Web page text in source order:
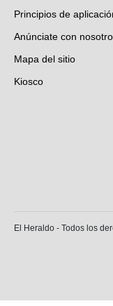
Principios de
Anúnciate con
Mapa del sitio
Kiosco
El Heraldo - Todos los